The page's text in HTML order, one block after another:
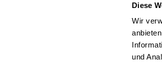
Diese
Wir
und